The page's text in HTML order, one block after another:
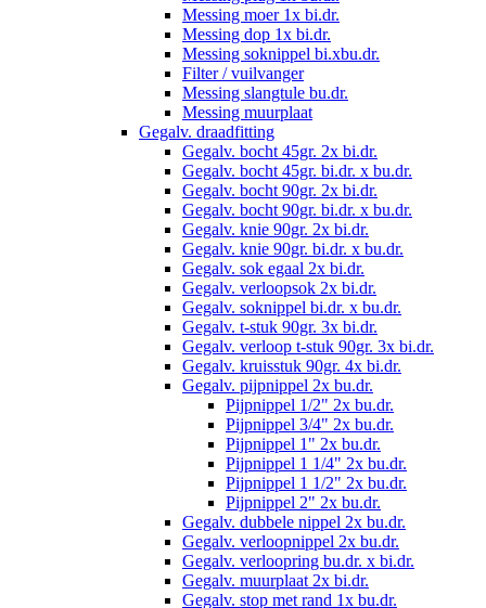
Messing moer 1x bi.dr.
Messing dop 1x bi.dr.
Messing soknippel bi.xbu.dr.
Filter / vuilvanger
Messing slangtule bu.dr.
Messing muurplaat
Gegalv. draadfitting
Gegalv. bocht 45gr. 2x bi.dr.
Gegalv. bocht 45gr. bi.dr. x bu.dr.
Gegalv. bocht 90gr. 2x bi.dr.
Gegalv. bocht 90gr. bi.dr. x bu.dr.
Gegalv. knie 90gr. 2x bi.dr.
Gegalv. knie 90gr. bi.dr. x bu.dr.
Gegalv. sok egaal 2x bi.dr.
Gegalv. verloopsok 2x bi.dr.
Gegalv. soknippel bi.dr. x bu.dr.
Gegalv. t-stuk 90gr. 3x bi.dr.
Gegalv. verloop t-stuk 90gr. 3x bi.dr.
Gegalv. kruisstuk 90gr. 4x bi.dr.
Gegalv. pijpnippel 2x bu.dr.
Pijpnippel 1/2" 2x bu.dr.
Pijpnippel 3/4" 2x bu.dr.
Pijpnippel 1" 2x bu.dr.
Pijpnippel 1 1/4" 2x bu.dr.
Pijpnippel 1 1/2" 2x bu.dr.
Pijpnippel 2" 2x bu.dr.
Gegalv. dubbele nippel 2x bu.dr.
Gegalv. verloopnippel 2x bu.dr.
Gegalv. verloopring bu.dr. x bi.dr.
Gegalv. muurplaat 2x bi.dr.
Gegalv. stop met rand 1x bu.dr.